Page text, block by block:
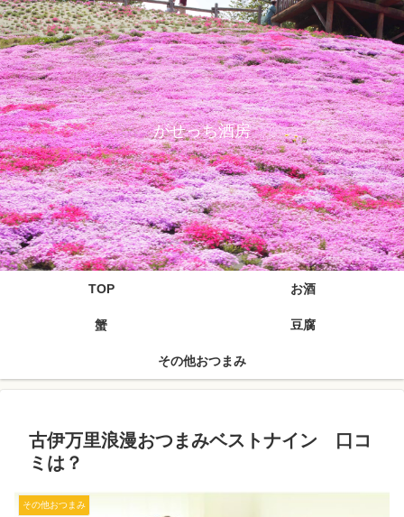
がせっち酒房
TOP お酒
蟹 豆腐
その他おつまみ
古伊万里浪漫おつまみベストナイン 口コ
ミは？
その他おつまみ